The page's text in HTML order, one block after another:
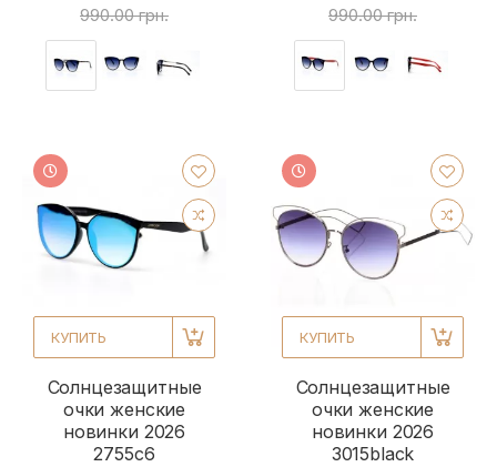
990.00 грн. 990.00 грн.
КУПИТЬ
Солнцезащитные
очки женские
новинки 2026
2755c6
КУПИТЬ
Солнцезащитные
очки женские
новинки 2026
3015black